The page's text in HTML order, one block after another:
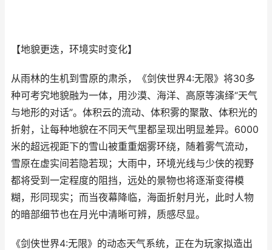
【地貌更迭，环境实时变化】
从雨林的生机到雪原的肃杀，《剑侠世界4:无限》将30多
种可考究地貌融为一体，用沙漠、海洋、高原等演绎“天气
与地形的对话”。体积云的流动、体积雾的聚散、体积光的
折射，让每种地貌在不同天气里都呈现出明显差异。6000
米的超远视距下的雪山被重重烟雾环绕，随着雾气流动，
雪原在虚实间若隐若现；大雨中，环境光线与少侠的视野
都将受到一定程度的阻挡，远处的景物也将逐渐变得模
糊，形同现实；而当夜幕降临，海面折射月光，此时人物
的暗部细节也在月光中清晰可辨，质感尽显。
《剑侠世界4:无限》的动态天气系统，正在为玩家拟造出